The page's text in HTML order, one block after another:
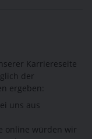
Karriereseite
der
ergeben:
uns aus
online würden wir